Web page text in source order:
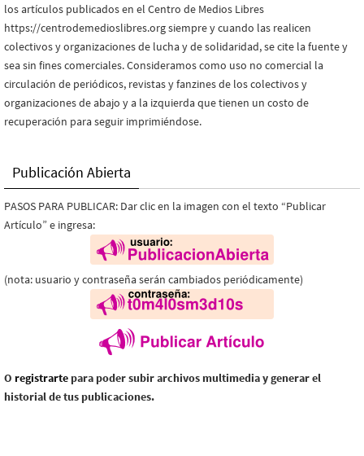
los artículos publicados en el Centro de Medios Libres
https://centrodemedioslibres.org siempre y cuando las realicen
colectivos y organizaciones de lucha y de solidaridad, se cite la fuente y
sea sin fines comerciales. Consideramos como uso no comercial la
circulación de periódicos, revistas y fanzines de los colectivos y
organizaciones de abajo y a la izquierda que tienen un costo de
recuperación para seguir imprimiéndose.
Publicación Abierta
PASOS PARA PUBLICAR: Dar clic en la imagen con el texto “Publicar
Artículo” e ingresa:
(nota: usuario y contraseña serán cambiados periódicamente)
O registrarte para poder subir archivos multimedia y generar el
historial de tus publicaciones.